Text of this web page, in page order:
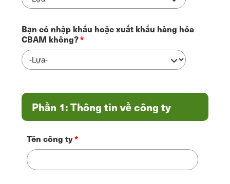
Bạn có nhập khẩu hoặc xuất khẩu hàng hóa
CBAM không?
Phần 1: Thông tin về công ty
Tên công ty